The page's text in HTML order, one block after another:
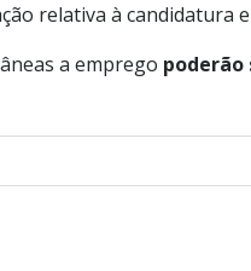
relativa à candidatura
a emprego